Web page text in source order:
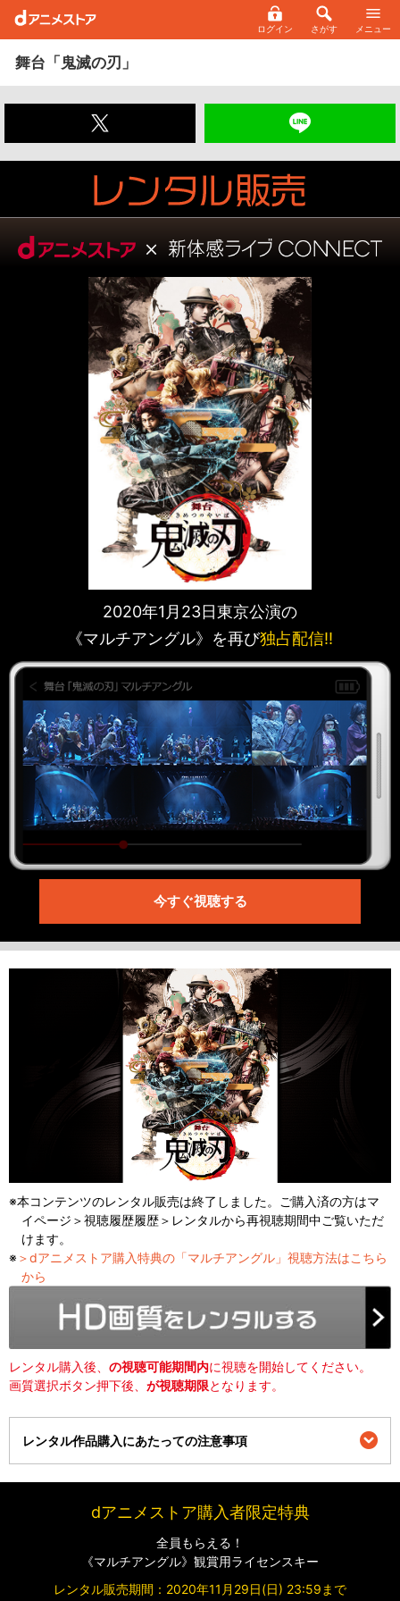
ログイン さがす メニュー
舞台「鬼滅の刃」
2020年1月23日東京公演の
《マルチアングル》を再び独占配信!!
今すぐ視聴する
本コンテンツのレンタル販売は終了しました。
ご購入済の方はマ
イページ＞視聴履歴履歴＞レンタルから再視聴期間中ご覧いただ
けます。
＞dアニメストア購入特典の「マルチアングル」視聴方法はこちら
から
レンタル購入後、 の視聴可能期間内に視聴を開始してください。
画質選択ボタン押下後、 が視聴期限となります。
レンタル作品購入にあたっての注意事項
この商品の支払い方法
※dポイントでのお支払いは、ネットワーク暗証番号が必要となります
※ドコモ払いでのお支払いは、ドコモ回線契約者のみ可能です。spモード
パスワードが必要となります
dアニメストア購入者限定特典
全員もらえる！
《マルチアングル》観賞用ライセンスキー
レンタル販売期間： 2020年11月29日(日) 23:59まで